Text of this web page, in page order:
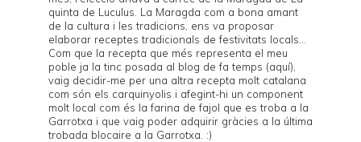
quinta de Luculus . La Maragda com a bona amant
de la cultura i les tradicions, ens va proposar
elaborar receptes tradicionals de festivitats locals...
Com que la recepta que més representa el meu
poble ja la tinc posada al blog de fa temps (aquí),
vaig decidir-me per una altra recepta molt catalana
com són els carquinyolis i afegint-hi un component
molt local com és la farina defajol que es troba a la
Garrotxa i que vaig poder adquirir gràcies a la última
trobada blocaire a la Garrotxa . :)